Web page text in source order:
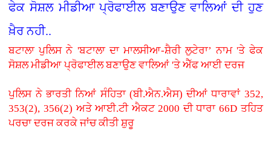
ਫੇਕ ਸੋਸ਼ਲ ਮੀਡੀਆ ਪ੍ਰੋਫਾਈਲ ਬਣਾਉਣ ਵਾਲਿਆਂ ਦੀ ਹੁਣ
ਖ਼ੈਰ ਨਹੀ..
ਬਟਾਲਾ ਪੁਲਿਸ ਨੇ 'ਬਟਾਲਾ ਦਾ ਮਾਲਸੀਆ-ਸ਼ੈਰੀ ਲੁਟੇਰਾ’ ਨਾਮ 'ਤੇ ਫੇਕ
ਸੋਸ਼ਲ ਮੀਡੀਆ ਪ੍ਰੋਫਾਈਲ ਬਣਾਉਣ ਵਾਲਿਆਂ 'ਤੇ ਐੱਫ ਆਈ ਦਰਜ
ਪੁਲਿਸ ਨੇ ਭਾਰਤੀ ਨਿਆਂ ਸੰਹਿਤਾ (ਬੀ.ਐਨ.ਐਸ) ਦੀਆਂ ਧਾਰਾਵਾਂ 352,
353(2), 356(2) ਅਤੇ ਆਈ.ਟੀ ਐਕਟ 2000 ਦੀ ਧਾਰਾ 66D ਤਹਿਤ
ਪਰਚਾ ਦਰਜ ਕਰਕੇ ਜਾਂਚ ਕੀਤੀ ਸ਼ੁਰੂ